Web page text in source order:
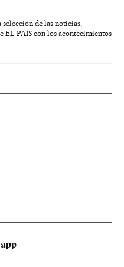
selección de las noticias,
EL PAÍS con los acontecimientos